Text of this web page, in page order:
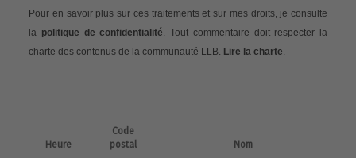
Pour en savoir plus sur ces traitements et sur mes droits, je consulte
la politique de confidentialité. Tout commentaire doit respecter la
charte des contenus de la communauté LLB. Lire la charte.
Heure
Code
postal
Nom